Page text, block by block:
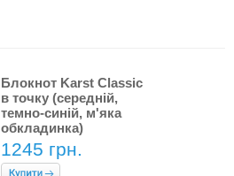
Блокнот Karst Classic
в точку (середній,
темно-синій, м'яка
обкладинка)
1245 грн.